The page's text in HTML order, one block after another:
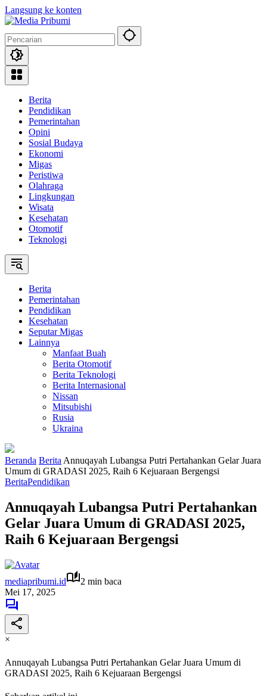
Langsung ke konten
Berita
Pendidikan
Pemerintahan
Opini
Sosial Budaya
Ekonomi
Migas
Peristiwa
Olahraga
Lingkungan
Wisata
Kesehatan
Otomotif
Teknologi
Berita
Pemerintahan
Pendidikan
Kesehatan
Seputar Migas
Lainnya
Manfaat Buah
Berita Otomotif
Berita Teknologi
Berita Internasional
Nissan
Mitsubishi
Rusia
Ukraina
Beranda Berita Annuqayah Lubangsa Putri Pertahankan Gelar Juara
Umum di GRADASI 2025, Raih 6 Kejuaraan Bergengsi
BeritaPendidikan
Annuqayah Lubangsa Putri Pertahankan
Gelar Juara Umum di GRADASI 2025,
Raih 6 Kejuaraan Bergengsi
mediapribumi.id
2 min baca
Mei 17, 2025
×
Annuqayah Lubangsa Putri Pertahankan Gelar Juara Umum di
GRADASI 2025, Raih 6 Kejuaraan Bergengsi